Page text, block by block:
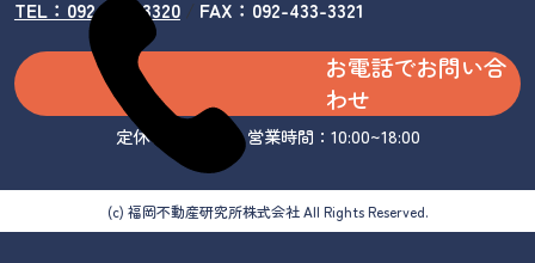
TEL：092-433-3320/ FAX：092-433-3321
お電話でお問い合
わせ
定休日：水曜日 営業時間：10:00~18:00
(c) 福岡不動産研究所株式会社 All Rights Reserved.